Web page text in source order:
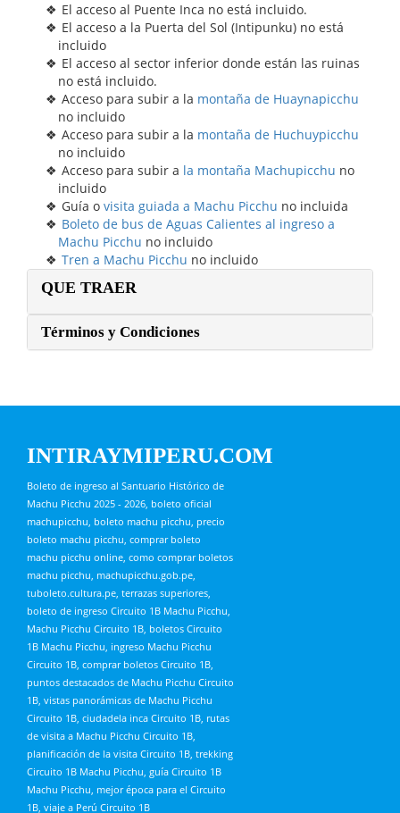
El acceso al Puente Inca no está incluido.
El acceso a la Puerta del Sol (Intipunku) no está
incluido
El acceso al sector inferior donde están las ruinas
no está incluido.
Acceso para subir a la montaña de Huaynapicchu
no incluido
Acceso para subir a la montaña de Huchuypicchu
no incluido
Acceso para subir a la montaña Machupicchu no
incluido
Guía ovisita guiada a Machu Picchu no incluida
Boleto de bus de Aguas Calientes al ingreso a
Machu Picchu no incluido
Tren a Machu Picchu no incluido
QUE TRAER
Términos y Condiciones
INTIRAYMIPERU.COM
Boleto de ingreso al Santuario Histórico de
Machu Picchu 2025 - 2026, boleto oficial
machupicchu, boleto machu picchu, precio
boleto machu picchu, comprar boleto
machu picchu online, como comprar boletos
machu picchu, machupicchu.gob.pe,
tuboleto.cultura.pe, terrazas superiores,
boleto de ingreso Circuito 1B Machu Picchu,
Machu Picchu Circuito 1B, boletos Circuito
1B Machu Picchu, ingreso Machu Picchu
Circuito 1B, comprar boletos Circuito 1B,
puntos destacados de Machu Picchu Circuito
1B, vistas panorámicas de Machu Picchu
Circuito 1B, ciudadela inca Circuito 1B, rutas
de visita a Machu Picchu Circuito 1B,
planificación de la visita Circuito 1B, trekking
Circuito 1B Machu Picchu, guía Circuito 1B
Machu Picchu, mejor época para el Circuito
1B, viaje a Perú Circuito 1B